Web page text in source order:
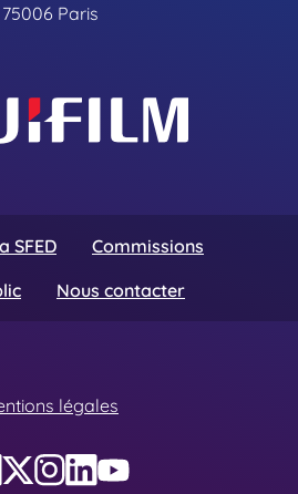
75006 Paris
SFED
Commissions
Nous contacter
légales